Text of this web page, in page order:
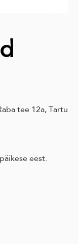
tee 12a, Tartu
eest.